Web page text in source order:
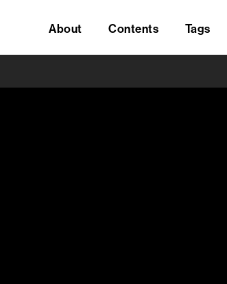
About Contents Tags